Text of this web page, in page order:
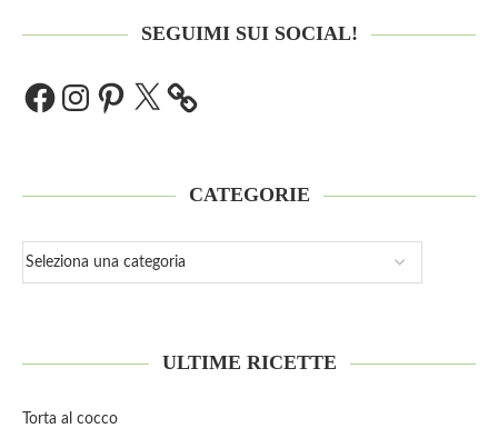
SEGUIMI SUI SOCIAL!
CATEGORIE
ULTIME RICETTE
Torta al cocco